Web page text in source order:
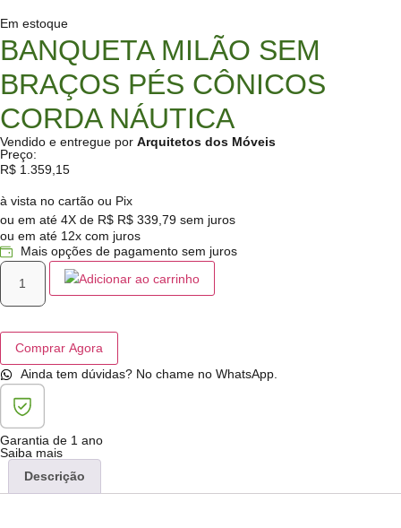
Em estoque
BANQUETA MILÃO SEM
BRAÇOS PÉS CÔNICOS
CORDA NÁUTICA
Vendido e entregue por Arquitetos dos Móveis
Preço:
R$ 1.359,15
à vista no cartão ou Pix
ou em até 4X de R$ R$ 339,79 sem juros
ou em até 12x com juros
Mais opções de pagamento sem juros
Adicionar ao carrinho
Comprar Agora
Ainda tem dúvidas? No chame no WhatsApp.
Garantia de 1 ano
Saiba mais
Descrição